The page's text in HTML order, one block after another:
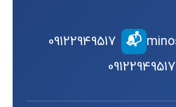
📬
09122949517
09122949517